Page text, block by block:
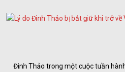
Đinh Thảo trong một cuộc tuần